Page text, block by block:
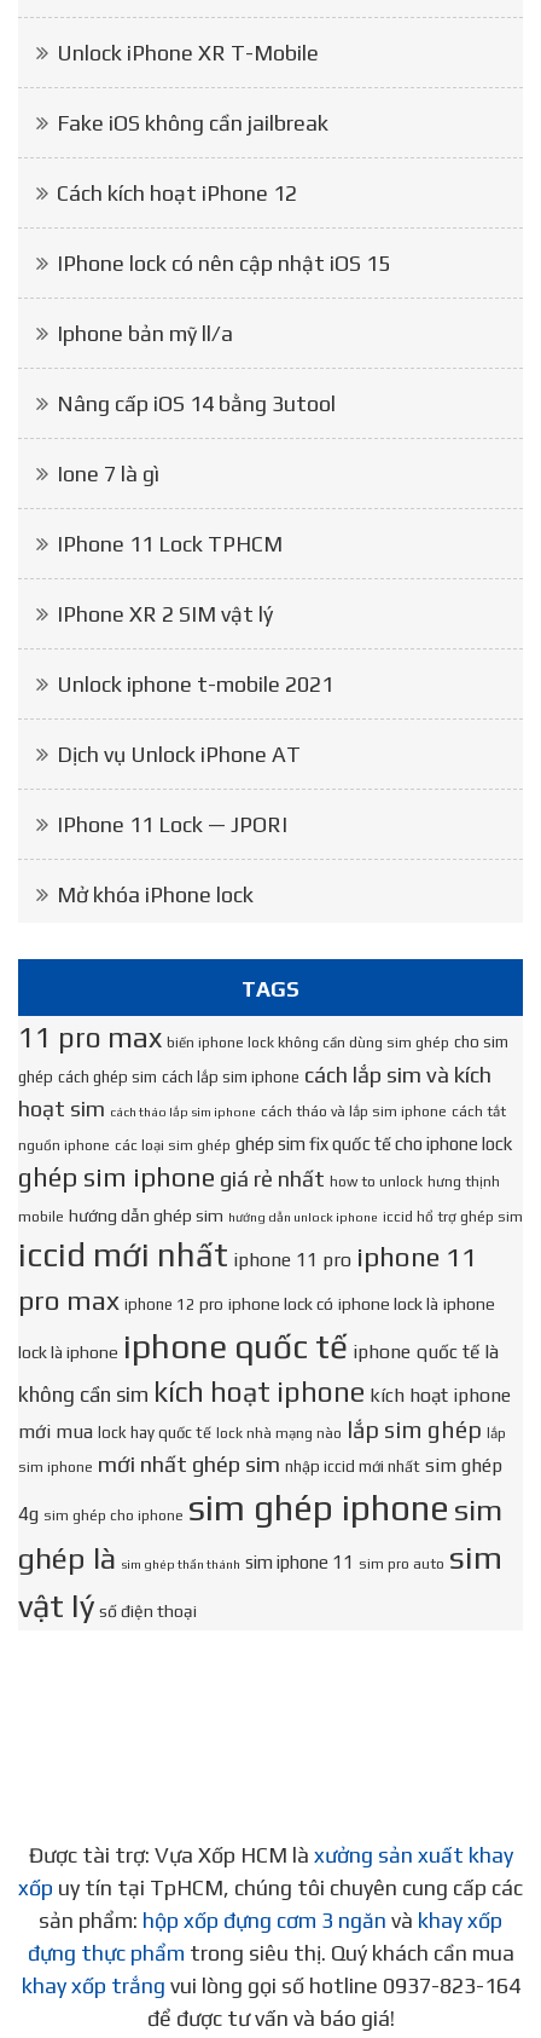
Unlock iPhone XR T-Mobile
Fake iOS không cần jailbreak
Cách kích hoạt iPhone 12
IPhone lock có nên cập nhật iOS 15
Iphone bản mỹ ll/a
Nâng cấp iOS 14 bằng 3utool
Ione 7 là gì
IPhone 11 Lock TPHCM
IPhone XR 2 SIM vật lý
Unlock iphone t-mobile 2021
Dịch vụ Unlock iPhone AT
IPhone 11 Lock — JPORI
Mở khóa iPhone lock
TAGS
11 pro max biến iphone lock không cần dùng sim ghép cho sim
ghép cách ghép sim cách lắp sim iphone cách lắp sim và kích
hoạt sim cách tháo lắp sim iphone cách tháo và lắp sim iphone cách tắt
nguồn iphone các loại sim ghép ghép sim fix quốc tế cho iphone lock
ghép sim iphone giá rẻ nhất how to unlock hưng thịnh
mobile hướng dẫn ghép sim hướng dẫn unlock iphone iccid hổ trợ ghép sim
iccid mới nhất iphone 11 pro iphone 11
pro max iphone 12 pro iphone lock có iphone lock là iphone
lock là iphone iphone quốc tế iphone quốc tế là
không cần sim kích hoạt iphone kích hoạt iphone
mới mua lock hay quốc tế lock nhà mạng nào lắp sim ghép lắp
sim iphone mới nhất ghép sim nhập iccid mới nhất sim ghép
4g sim ghép cho iphone sim ghép iphone sim
ghép là sim ghép thần thánh sim iphone 11 sim pro auto sim
vật lý số điện thoại
Được tài trợ: Vựa Xốp HCM là xưởng sản xuất khay
xốp uy tín tại TpHCM, chúng tôi chuyên cung cấp các
sản phẩm: hộp xốp đựng cơm 3 ngăn và khay xốp
đựng thực phẩm trong siêu thị. Quý khách cần mua
khay xốp trắng vui lòng gọi số hotline 0937-823-164
để được tư vấn và báo giá!